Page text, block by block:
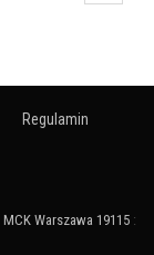
Regulamin
MCK Warszawa 19115 :